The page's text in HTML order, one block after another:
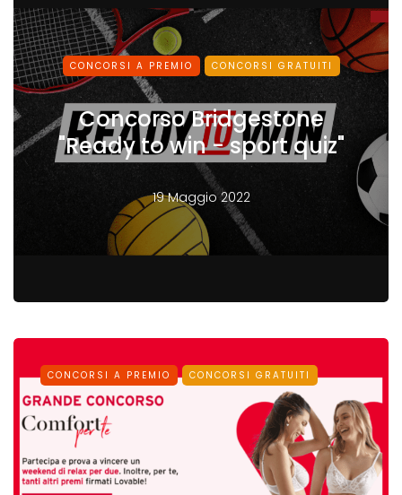
CONCORSI A PREMIO CONCORSI GRATUITI
Concorso Bridgestone
"Ready to win - sport quiz"
19 Maggio 2022
CONCORSI A PREMIO CONCORSI GRATUITI